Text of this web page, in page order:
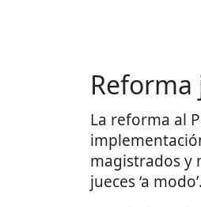
Reforma
La reforma al
magistrados y
jueces ‘a modo’.